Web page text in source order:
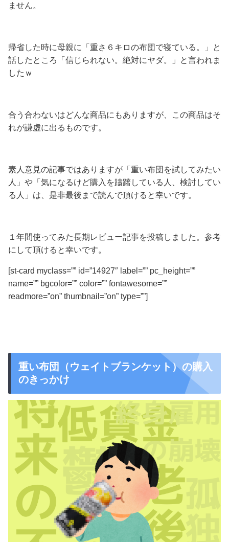
ません。
帰省した時に母親に「重さ６キロの布団で寝ている。」と
話したところ「信じられない。絶対にヤダ。」と言われま
したｗ
合う合わないはどんな商品にもありますが、この商品はそ
れが謙虚に出るものです。
素人意見の記事ではありますが 「重い布団を試してみたい
人」や「気になるけど購入を躊躇している人、検討してい
る人」 は、是非最後まで読んで頂けると幸いです。
１年間使ってみた長期レビュー記事を投稿しました。参考
にして頂けると幸いです。
[st-card myclass=”” id=”14927″ label=”” pc_height=””
name=”” bgcolor=”” color=”” fontawesome=””
readmore=”on” thumbnail=”on” type=””]
重い布団（ウェイトブランケット）の購入
のきっかけ